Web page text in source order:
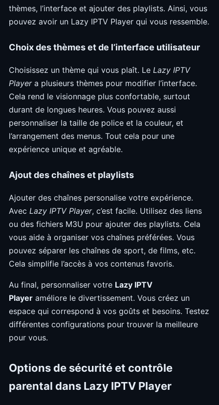
thèmes, l’interface et ajouter des playlists. Ainsi, vous
pouvez avoir un Lazy IPTV Player qui vous ressemble.
Choix des thèmes et de l’interface utilisateur
Choisissez un thème qui vous plaît. Le Lazy IPTV
Playera plusieurs thèmes pour modifier l’interface.
Cela rend le visionnage plus confortable, surtout
durant de longues heures. Vous pouvez aussi
personnaliser la taille de police et la couleur, et
l’arrangement des menus. Tout cela pour une
expérience unique et agréable.
Ajout des chaînes et playlists
Ajouter des chaînes personalise votre expérience.
Avec Lazy IPTV Player, c’est facile. Utilisez des liens
ou des fichiers M3U pour ajouter des playlists. Cela
vous aide à organiser vos chaînes préférées. Vous
pouvez séparer les chaînes de sport, de films, etc.
Cela simplifie l’accès à vos contenus favoris.
Au final, personnaliser votre Lazy IPTV
Player améliore le divertissement. Vous créez un
espace qui correspond à vos goûts et besoins. Testez
différentes configurations pour trouver la meilleure
pour vous.
Options de sécurité et contrôle
parental dans Lazy IPTV Player